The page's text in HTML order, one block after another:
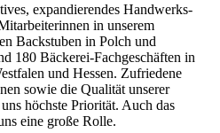
expandierendes Handwerks-
in unserem
Backstuben in Polch und
180 Bäckerei-Fachgeschäften in
und Hessen. Zufriedene
sowie die Qualität unserer
höchste Priorität. Auch das
eine große Rolle.